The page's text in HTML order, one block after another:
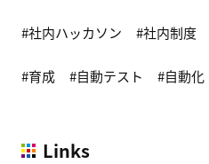
社内ハッカソン 社内制度
育成 自動テスト 自動化
Links